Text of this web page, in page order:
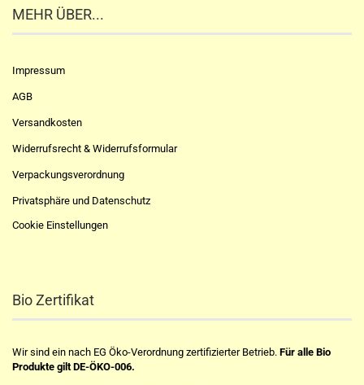
MEHR ÜBER...
Impressum
AGB
Versandkosten
Widerrufsrecht & Widerrufsformular
Verpackungsverordnung
Privatsphäre und Datenschutz
Cookie Einstellungen
Bio Zertifikat
Wir sind ein nach EG Öko-Verordnung zertifizierter Betrieb. Für alle Bio
Produkte gilt DE-ÖKO-006.